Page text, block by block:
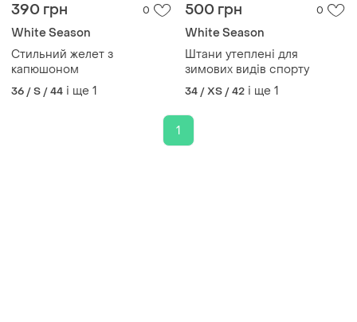
390 грн 0
White Season
Стильний желет з
капюшоном
36 / S / 44 і ще 1
500 грн 0
White Season
Штани утеплені для
зимових видів спорту
34 / XS / 42 і ще 1
1